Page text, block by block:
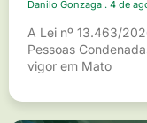
Danilo Gonzaga 4 de
A Lei nº 13.463/
Pessoas
vigor em Mato